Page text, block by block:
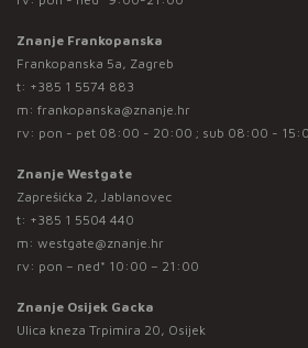
Znanje Frankopanska
Frankopanska 5a, Zagreb
t: +385 1 5574 883
m: frankopanska@znanje.hr
rv: pon - pet 08:00 - 20:00 ; sub 08:00 -
Znanje Westgate
Zaprešićka 2, Jablanovec
t: +385 1 5504 440
m: westgate@znanje.hr
rv: pon – ned* 10:00 – 21:00
Znanje Osijek Gacka
Ulica kneza Trpimira 20, Osijek